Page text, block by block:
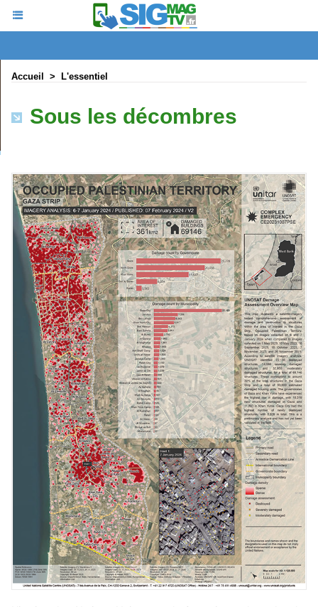
Accueil > L'essentiel
Sous les décombres